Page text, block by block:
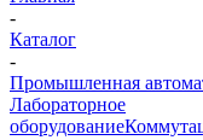
-
Каталог
-
Промышленная
Лабораторное
оборудование